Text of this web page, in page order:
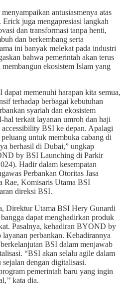
antusiasmenya atas
juga mengapresiasi langkah
dan transformasi tanpa henti,
dan berkembang serta
ini banyak melekat pada industri
bahwa pemerintah akan terus
ekosistem Islam yang
memenuhi harapan kita semua,
terhadap berbagai kebutuhan
syariah dan ekosistem
terkait layanan umroh dan haji
BSI ke depan. Apalagi
untuk membuka cabang di
berhasil di Dubai,” ungkap
by BSI Launching di Parkir
Hadir dalam kesempatan
Perbankan Otoritas Jasa
Rae, Komisaris Utama BSI
direksi BSI.
Direktur Utama BSI Hery Gunardi
dapat menghadirkan produk
Pasalnya, kehadiran BYOND by
perbankan. Kehadirannya
BSI dalam menjawab
“BSI akan selalu agile dalam
dengan digitalisasi.
pemerintah baru yang ingin
kata dia.